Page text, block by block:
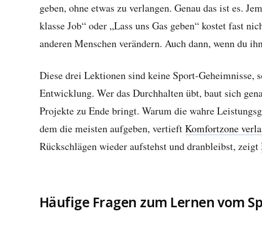
geben, ohne etwas zu verlangen. Genau das ist es.
klasse Job“ oder „Lass uns Gas geben“ kostet fast
anderen Menschen verändern. Auch dann, wenn du
Diese drei Lektionen sind keine Sport-Geheimnisse,
Entwicklung. Wer das Durchhalten übt, baut sich
Projekte zu Ende bringt. Warum die wahre
dem die meisten aufgeben, vertieftKomfortzone
Rückschlägen wieder aufstehst und dranbleibst, zeigt
Häufige Fragen zum Lernen vom